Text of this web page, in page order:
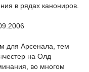
в рядах канониров.
для Арсенала, тем
на Олд
во многом